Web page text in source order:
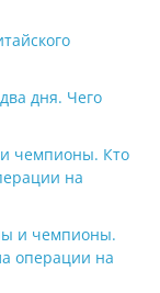
дня. Чего
чемпионы. Кто
на
и чемпионы.
операции на